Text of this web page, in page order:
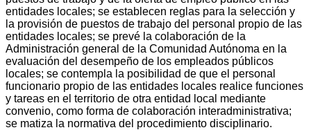
entidades locales; se establecen reglas para la selección y
la provisión de puestos de trabajo del personal propio de las
entidades locales; se prevé la colaboración de la
Administración general de la Comunidad Autónoma en la
evaluación del desempeño de los empleados públicos
locales; se contempla la posibilidad de que el personal
funcionario propio de las entidades locales realice funciones
y tareas en el territorio de otra entidad local mediante
convenio, como forma de colaboración interadministrativa;
se matiza la normativa del procedimiento disciplinario.